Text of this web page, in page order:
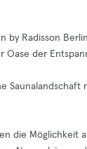
by Radisson
Oase der
Saunalandschaft
die Möglichkeit